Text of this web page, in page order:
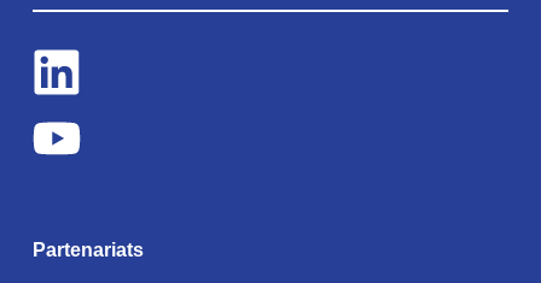
Partenariats